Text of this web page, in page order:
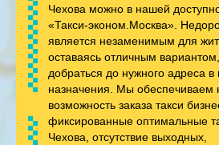
Чехова можно в нашей
«Такси-эконом.Москва».
является незаменимым для
оставаясь отличным
добраться до нужного адреса в
назначения. Мы обеспечиваем
возможность заказа такси
фиксированные оптимальные
Чехова, отсутствие выходных,